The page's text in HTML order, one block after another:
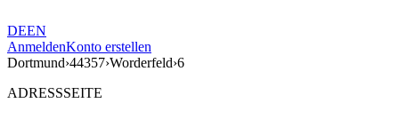
DEEN
AnmeldenKonto erstellen
Dortmund›44357›Worderfeld›6
ADRESSSEITE